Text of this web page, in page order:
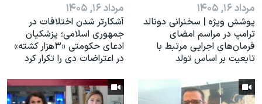
مرداد ۱۶, ۱۴۰۵
پوشش ویژه | سخنرانی دونالد
ترامپ در مراسم امضای
فرمان‌های اجرایی مرتبط با
تابعیت بر اساس تولد
مرداد ۱۶, ۱۴۰۵
آشکارتر شدن اختلافات در
جمهوری اسلامی؛ پزشکیان
ادعای حکومتی «۳هزار کشته»
در اعتراضات دی را تکرار کرد